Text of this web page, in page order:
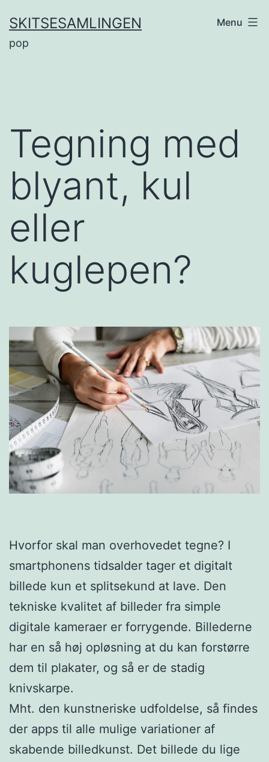
til
indhold
SKITSESAMLINGEN
pop
Menu
Tegning med
blyant, kul
eller
kuglepen?
Hvorfor skal man overhovedet tegne? I
smartphonens tidsalder tager et digitalt
billede kun et splitsekund at lave. Den
tekniske kvalitet af billeder fra simple
digitale kameraer er forrygende. Billederne
har en så høj opløsning at du kan forstørre
dem til plakater, og så er de stadig
knivskarpe.
Mht. den kunstneriske udfoldelse, så findes
der apps til alle mulige variationer af
skabende billedkunst. Det billede du lige